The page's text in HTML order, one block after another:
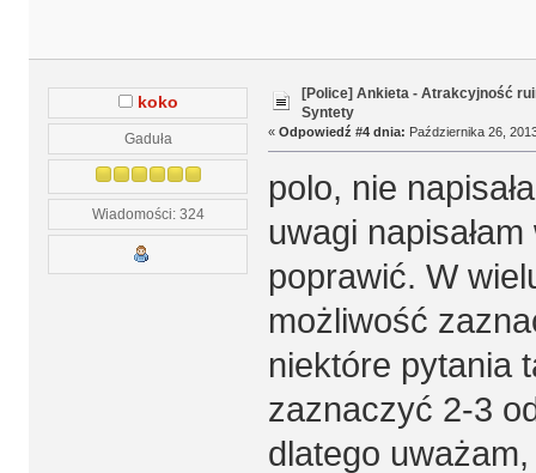
koko
Gaduła
Wiadomości: 324
[Police] Ankieta - Atrakcyjność
Syntety
« Odpowiedź #4 dnia: Października 26,
polo, nie
uwagi
poprawić. W
możliwość
niektóre pytania
zaznaczyć 2-3
dlatego